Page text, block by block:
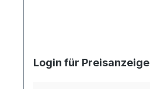
Login für Preisanzeige